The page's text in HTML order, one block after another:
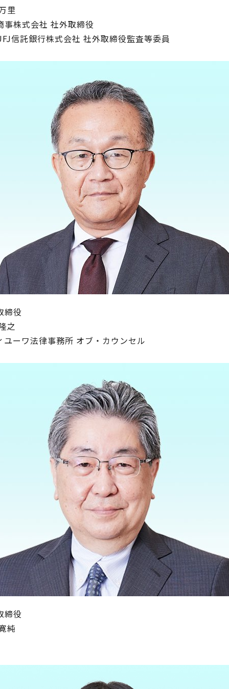
里
事株式会社 社外取締役
信託銀行株式会社 社外取締役監査等委員
締役
之
ユーワ法律事務所 オブ・カウンセル
締役
純